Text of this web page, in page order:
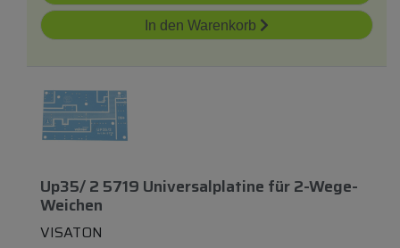
In den Warenkorb
Up35/ 2 5719 Universalplatine für2-Wege-
Weichen
VISATON